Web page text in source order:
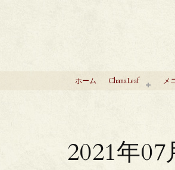
ホーム ChanaLeaf メ
2021年07